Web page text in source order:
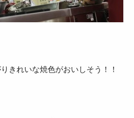
きれいな焼色がおいしそう！！